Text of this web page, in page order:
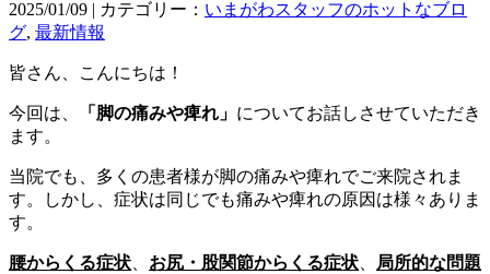
2025/01/09 | カテゴリー： いまがわスタッフのホットなブロ
グ, 最新情報
皆さん、こんにちは！
今回は、 「脚の痛みや痺れ」 についてお話しさせていただき
ます。
当院でも、多くの患者様が脚の痛みや痺れでご来院されま
す。しかし、症状は同じでも痛みや痺れの原因は様々ありま
す。
腰からくる症状 お尻・股関節からくる症状
局所的な問題